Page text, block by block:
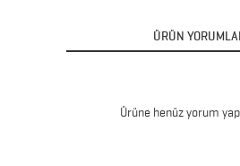
ÜRÜN
Ürüne henüz yorum